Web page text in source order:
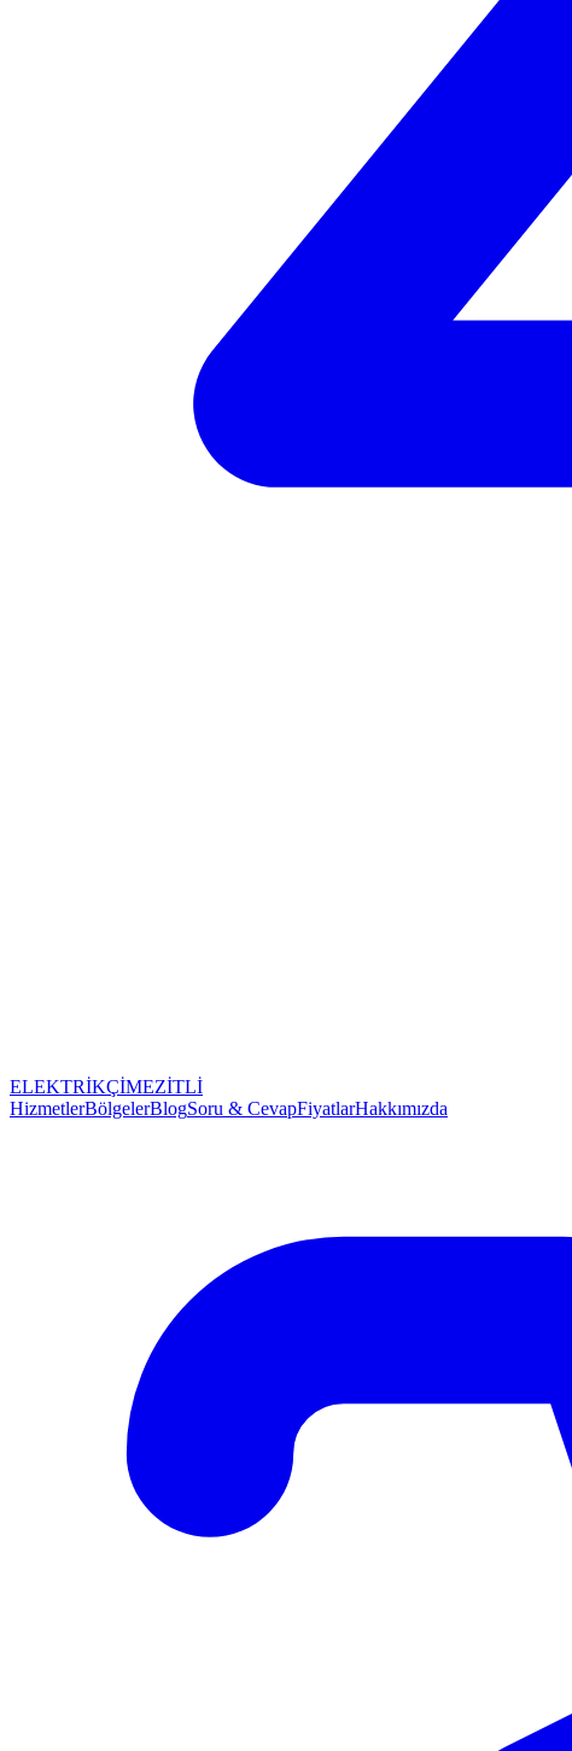
ELEKTRİKÇİMEZİTLİ
HizmetlerBölgelerBlogSoru & CevapFiyatlarHakkımızda